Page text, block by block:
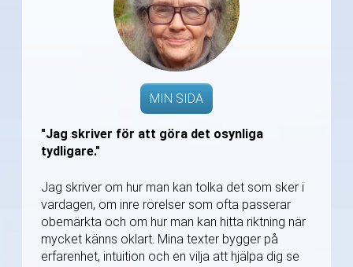
MIN SIDA
"Jag skriver för att göra det osynliga
tydligare."
Jag skriver om hur man kan tolka det som sker i
vardagen, om inre rörelser som ofta passerar
obemärkta och om hur man kan hitta riktning när
mycket känns oklart. Mina texter bygger på
erfarenhet, intuition och en vilja att hjälpa dig se